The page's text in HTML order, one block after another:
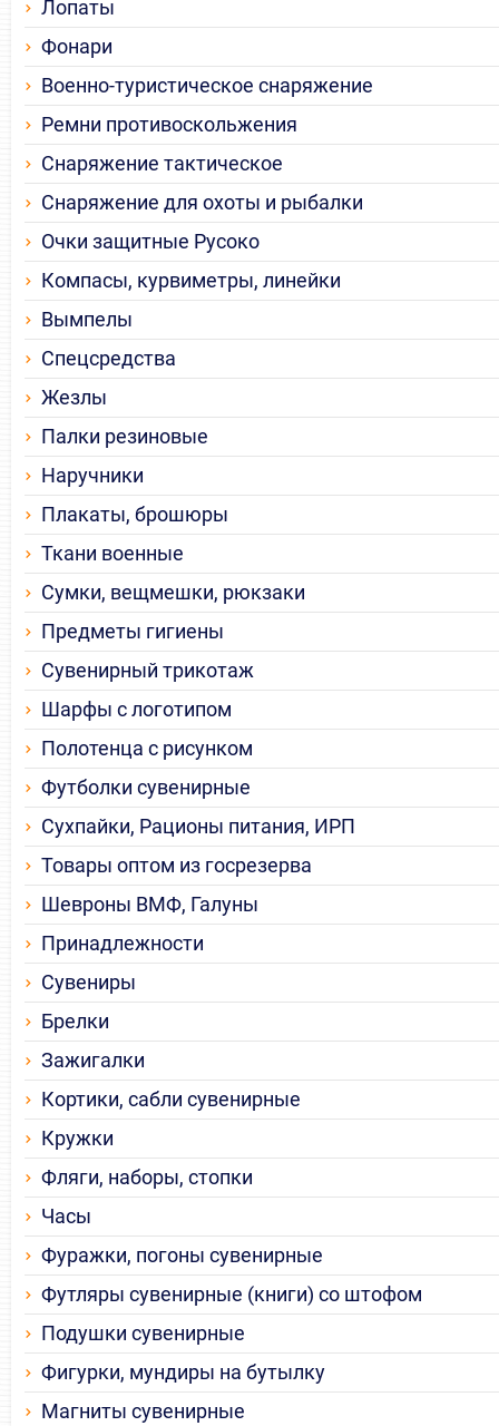
Лопаты
Фонари
Военно-туристическое снаряжение
Ремни противоскольжения
Снаряжение тактическое
Снаряжение для охоты и рыбалки
Очки защитные Русоко
Компасы, курвиметры, линейки
Вымпелы
Спецсредства
Жезлы
Палки резиновые
Наручники
Плакаты, брошюры
Ткани военные
Сумки, вещмешки, рюкзаки
Предметы гигиены
Сувенирный трикотаж
Шарфы с логотипом
Полотенца с рисунком
Футболки сувенирные
Сухпайки, Рационы питания, ИРП
Товары оптом из госрезерва
Шевроны ВМФ, Галуны
Принадлежности
Сувениры
Брелки
Зажигалки
Кортики, сабли сувенирные
Кружки
Фляги, наборы, стопки
Часы
Фуражки, погоны сувенирные
Футляры сувенирные (книги) со штофом
Подушки сувенирные
Фигурки, мундиры на бутылку
Магниты сувенирные